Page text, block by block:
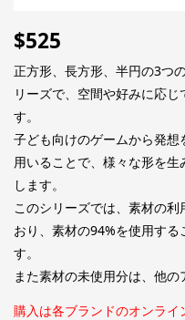
$525
正方形、長方形、半円の3つ
リーズで、空間や好みに応
す。
子ども向けのゲームから発
用いることで、様々な形を
します。
このシリーズでは、素材の
おり、素材の94%を使用す
す。
また素材の未使用分は、他の
購入は各ブランドのオンライ